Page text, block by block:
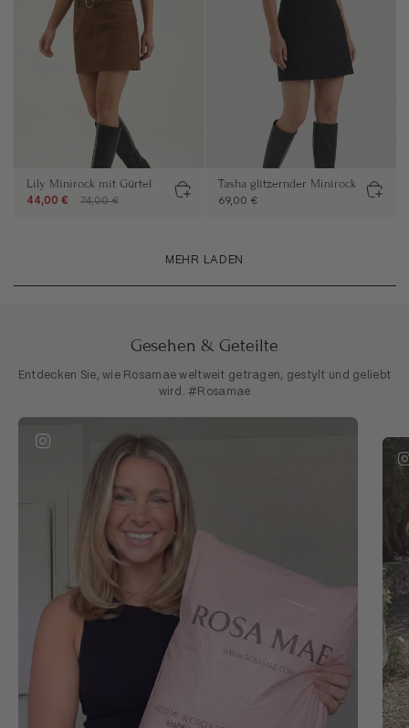
Lily Minirock mit Gürtel
44,00 € 74,00 €
Tasha glitzernder Minirock
69,00 €
MEHR LADEN
Gesehen & Geteilte
Entdecken Sie, wie Rosamae weltweit getragen, gestylt und geliebt
wird. #Rosamae